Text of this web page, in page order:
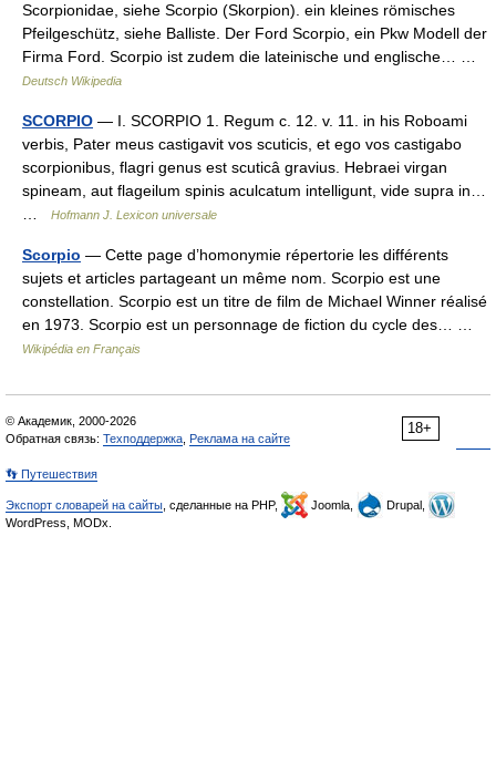
Scorpionidae, siehe Scorpio (Skorpion). ein kleines römisches
Pfeilgeschütz, siehe Balliste. Der Ford Scorpio, ein Pkw Modell der
Firma Ford. Scorpio ist zudem die lateinische und englische… …
Deutsch Wikipedia
SCORPIO — I. SCORPIO 1. Regum c. 12. v. 11. in his Roboami
verbis, Pater meus castigavit vos scuticis, et ego vos castigabo
scorpionibus, flagri genus est scuticâ gravius. Hebraei virgan
spineam, aut flageilum spinis aculcatum intelligunt, vide supra in…
Hofmann J. Lexicon universale
Scorpio — Cette page d’homonymie répertorie les différents
sujets et articles partageant un même nom. Scorpio est une
constellation. Scorpio est un titre de film de Michael Winner réalisé
en 1973. Scorpio est un personnage de fiction du cycle des… …
Wikipédia en Français
18+
© Академик, 2000-2026
Обратная связь: Техподдержка Реклама на сайте
👣 Путешествия
Экспорт словарей на сайты , сделанные на PHP, Joomla,
Drupal,
WordPress, MODx.